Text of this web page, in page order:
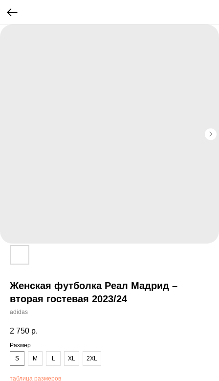
Женская футболка Реал Мадрид –
вторая гостевая 2023/24
adidas
2 750 р.
Размер
S
M L XL 2XL
таблица размеров